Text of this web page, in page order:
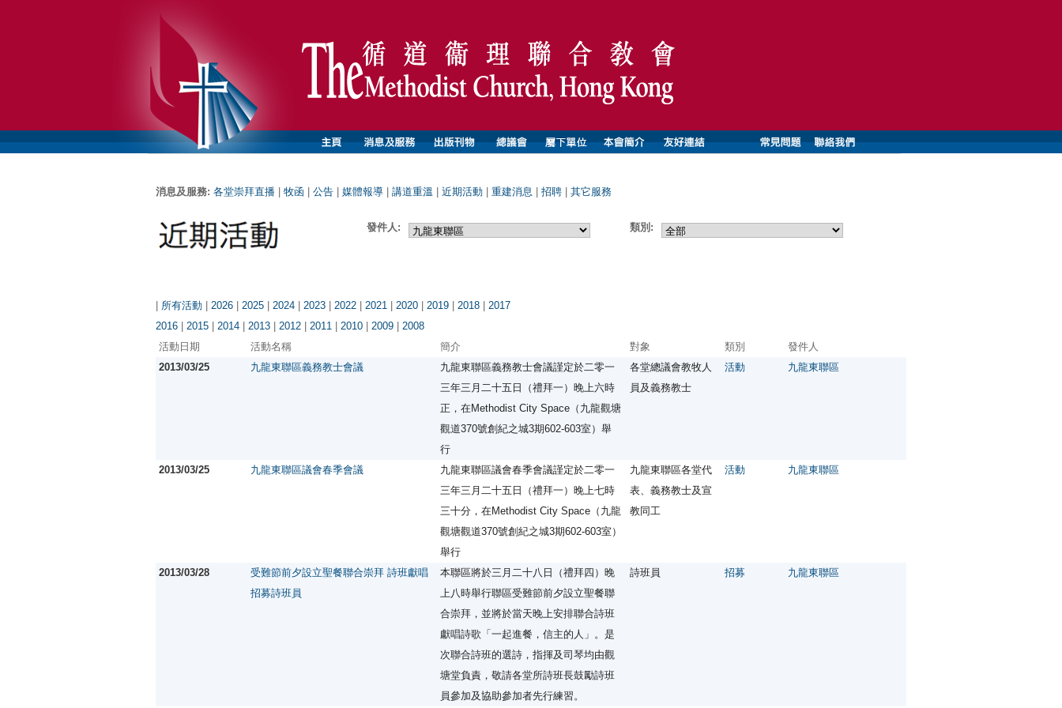
消息及服務: 各堂崇拜直播 牧函 公告 媒體報導 講道重溫 近期活動 重建消息 招聘 其它服務
發件人: 類別:
| 所有活動 | 2026 | 2025 | 2024 | 2023 | 2022 | 2021 | 2020 | 2019 | 2018 | 2017
2016 | 2015 | 2014 | 2013 | 2012 | 2011 | 2010 | 2009 | 2008
活動日期
活動名稱 簡介 對象 類別
發件人
2013/03/25
九龍東聯區義務教士會議
九龍東聯區義務教士會議謹定於二零一
三年三月二十五日（禮拜一）晚上六時
正，在Methodist City Space（九龍觀塘
觀道370號創紀之城3期602-603室）舉
行
各堂總議會教牧人
員及義務教士
活動 九龍東聯區
2013/03/25 九龍東聯區議會春季會議
九龍東聯區議會春季會議謹定於二零一
三年三月二十五日（禮拜一）晚上七時
三十分，在Methodist City Space（九龍
觀塘觀道370號創紀之城3期602-603室）
舉行
九龍東聯區各堂代
表、義務教士及宣
教同工
活動 九龍東聯區
2013/03/28
受難節前夕設立聖餐聯合崇拜 詩班獻唱
招募詩班員
本聯區將於三月二十八日（禮拜四）晚
上八時舉行聯區受難節前夕設立聖餐聯
合崇拜，並將於當天晚上安排聯合詩班
獻唱詩歌「一起進餐，信主的人」。是
次聯合詩班的選詩，指揮及司琴均由觀
塘堂負責，敬請各堂所詩班長鼓勵詩班
員參加及協助參加者先行練習。
詩班員 招募 九龍東聯區